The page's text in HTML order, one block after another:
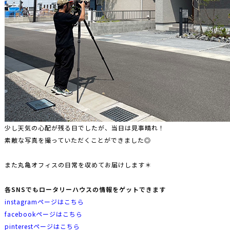
少し天気の心配が残る日でしたが、当日は見事晴れ！
素敵な写真を撮っていただくことができました◎
また丸亀オフィスの日常を収めてお届けします＊
各SNSでもロータリーハウスの情報をゲットできます
instagramページはこちら
facebookページはこちら
pinterestページはこちら